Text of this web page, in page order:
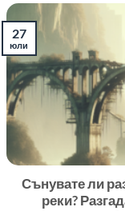
Сънувате ли
реки?
27
юли